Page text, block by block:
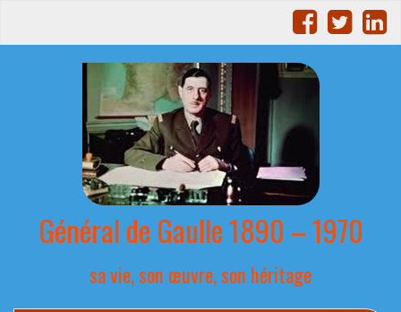
Général de Gaulle 1890 – 1970
sa vie, son œuvre, son héritage